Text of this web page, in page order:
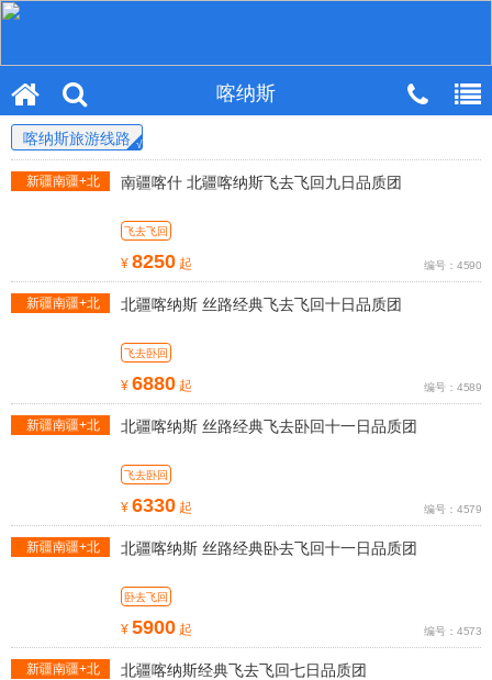
喀纳斯
喀纳斯旅游线路
新疆南疆+北
南疆喀什 北疆喀纳斯飞去飞回九日品质团
飞去飞回
¥ 8250 起 编号：4590
新疆南疆+北
北疆喀纳斯 丝路经典飞去飞回十日品质团
飞去卧回
¥ 6880 起 编号：4589
新疆南疆+北
北疆喀纳斯 丝路经典飞去卧回十一日品质团
飞去卧回
¥ 6330 起 编号：4579
新疆南疆+北
北疆喀纳斯 丝路经典卧去飞回十一日品质团
卧去飞回
¥ 5900 起 编号：4573
新疆南疆+北
北疆喀纳斯经典飞去飞回七日品质团